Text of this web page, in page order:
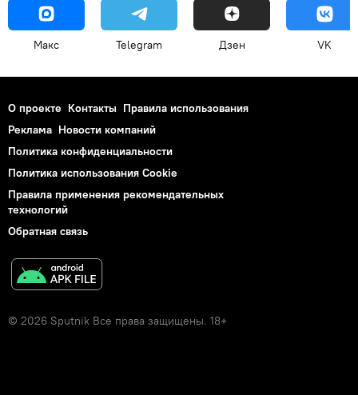
Макс Telegram Дзен VK
О проекте Контакты Правила использования
Реклама Новости компаний
Политика конфиденциальности
Политика использования Cookie
Правила применения рекомендательных
технологий
Обратная связь
© 2026 Sputnik Все права защищены. 18+